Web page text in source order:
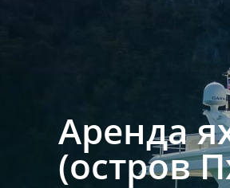
Аренда
(остров